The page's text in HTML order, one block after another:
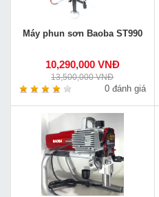
Máy phun sơn Baoba ST990
10,290,000 VNĐ
13,500,000 VNĐ
0 đánh giá